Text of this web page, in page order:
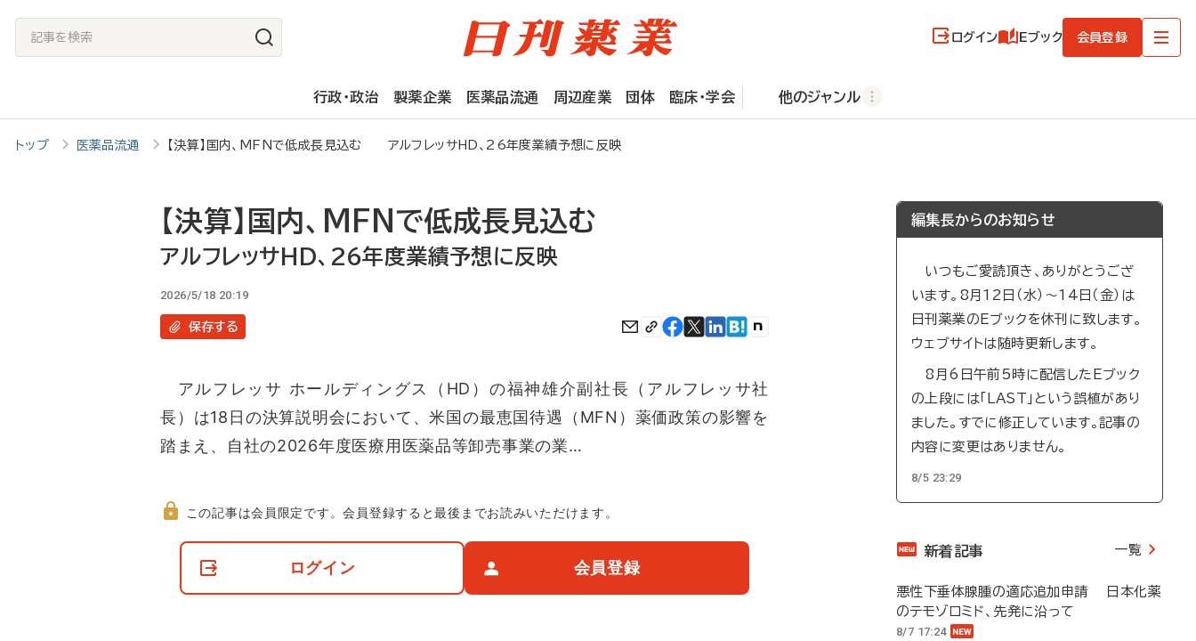
記
事
検
索
ログイン Eブック 会員登録
行政・政治 製薬企業 医薬品流通 周辺産業 団体 臨床・学会 他のジャンル
トップ 医薬品流通 【決算】国内、MFNで低成長見込む アルフレッサHD、26年度業績予想に反映
【決算】国内、MFNで低成長見込む
アルフレッサHD、26年度業績予想に反映
2026/5/18 20:19
保存する
アルフレッサ ホールディングス（HD）の福神雄介副社長（アルフレッサ社
長）は18日の決算説明会において、米国の最恵国待遇（MFN）薬価政策の影響を
踏まえ、自社の2026年度医療用医薬品等卸売事業の業…
この記事は会員限定です。会員登録すると最後までお読みいただけます。
ログイン 会員登録
編集長からのお知らせ
いつもご愛読頂き、ありがとうござ
います。8月12日（水）～14日（金）は
日刊薬業のEブックを休刊に致します。
ウェブサイトは随時更新します。
8月6日午前5時に配信したEブック
の上段には「LAST」という誤植があり
ました。すでに修正しています。記事の
内容に変更はありません。
8/5 23:29
新着記事 一覧
悪性下垂体腺腫の適応追加申請 日本化薬
のテモゾロミド、先発に沿って
8/7 17:24